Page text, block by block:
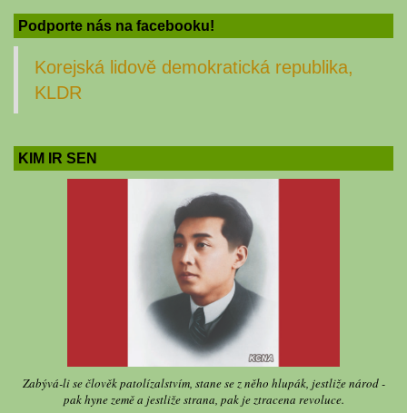
Podporte nás na facebooku!
Korejská lidově demokratická republika,
KLDR
KIM IR SEN
Zabývá-li se člověk patolízalstvím, stane se z něho hlupák, jestliže národ -
pak hyne země a jestliže strana, pak je ztracena revoluce.